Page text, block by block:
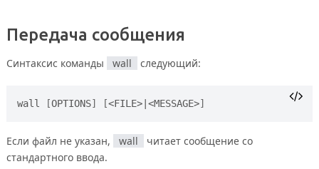
Передача сообщения
Синтаксис команды wall следующий:
wall [OPTIONS] [<FILE>| <MESSAGE>]
Если файл не указан, wall
читает сообщение со
стандартного ввода.